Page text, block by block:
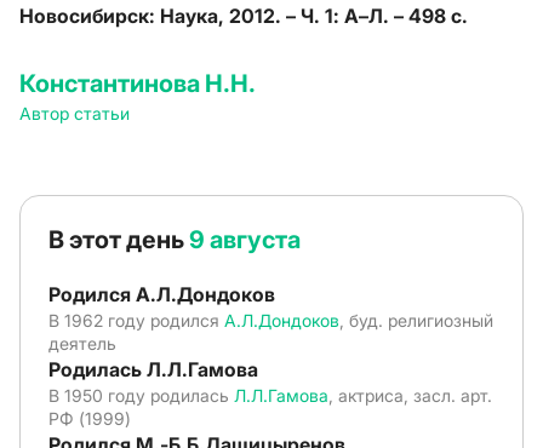
Новосибирск: Наука, 2012. – Ч. 1: А–Л. – 498 с.
Константинова Н.Н.
Автор статьи
В этот день9 августа
Родился А.Л.Дондоков
В 1962 году родился А.Л.Дондоков , буд. религиозный
деятель
Родилась Л.Л.Гамова
В 1950 году родилась Л.Л.Гамова , актриса, засл. арт.
РФ (1999)